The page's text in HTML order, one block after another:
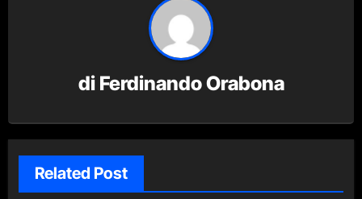
di Ferdinando Orabona
Related Post